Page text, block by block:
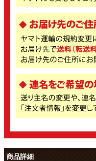
商品詳細